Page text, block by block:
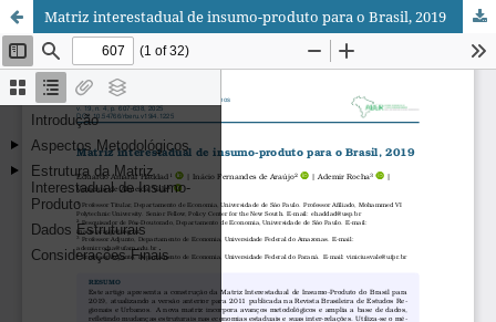
Matriz interestadual de insumo-produto para o Brasil, 2019